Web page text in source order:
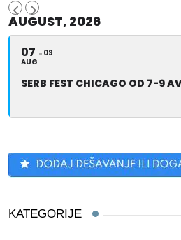
AUGUST, 2026
07
AUG
09
SERB FEST CHICAGO OD 7-9
KATEGORIJE